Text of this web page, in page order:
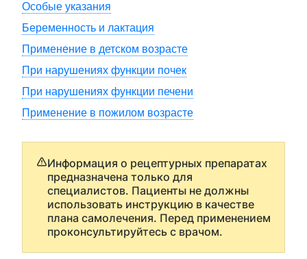
Особые указания
Беременность и лактация
Применение в детском возрасте
При нарушениях функции почек
При нарушениях функции печени
Применение в пожилом возрасте
Информация о рецептурных препаратах
предназначена только для
специалистов. Пациенты не должны
использовать инструкцию в качестве
плана самолечения. Перед применением
проконсультируйтесь с врачом.